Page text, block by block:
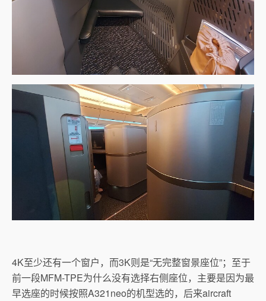
4K至少还有一个窗户，而3K则是“无完整窗景座位”；至于
前一段MFM-TPE为什么没有选择右侧座位，主要是因为最
早选座的时候按照A321neo的机型选的，后来aircraft